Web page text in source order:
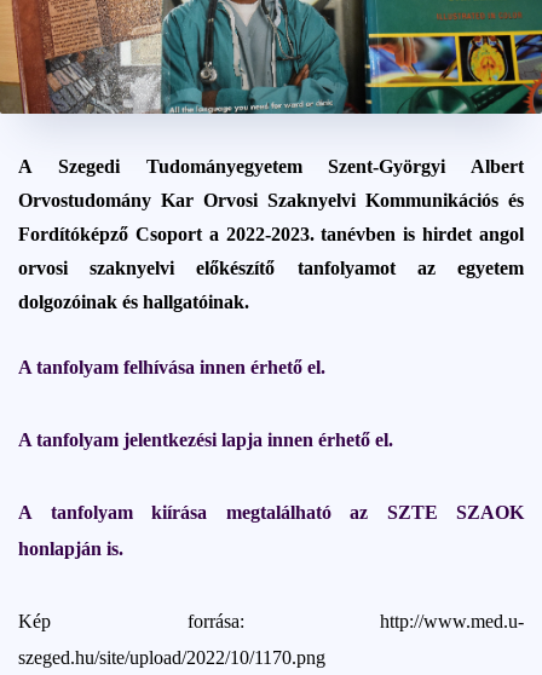
A Szegedi Tudományegyetem Szent-Györgyi Albert
Orvostudomány Kar Orvosi Szaknyelvi Kommunikációs és
Fordítóképző Csoport a 2022-2023. tanévben is hirdet angol
orvosi szaknyelvi előkészítő tanfolyamot az egyetem
dolgozóinak és hallgatóinak.
A tanfolyam felhívása innen érhető el.
A tanfolyam jelentkezési lapja innen érhető el.
A tanfolyam kiírása megtalálható az SZTE SZAOK
honlapján is.
Kép forrása: http://www.med.u-
szeged.hu/site/upload/2022/10/1170.png